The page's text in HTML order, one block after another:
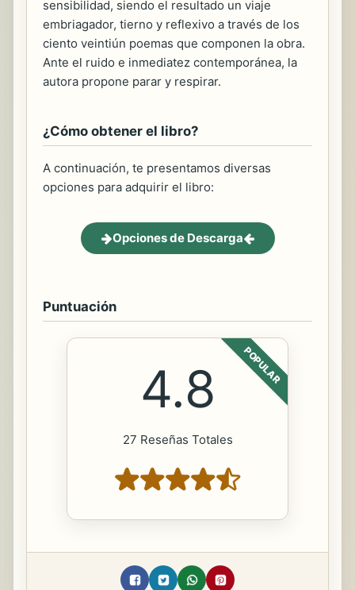
sensibilidad, siendo el resultado un viaje
embriagador, tierno y reflexivo a través de los
ciento veintiún poemas que componen la obra.
Ante el ruido e inmediatez contemporánea, la
autora propone parar y respirar.
¿Cómo obtener el libro?
A continuación, te presentamos diversas
opciones para adquirir el libro:
Opciones de Descarga
Puntuación
POPULAR
4.8
27 Reseñas Totales